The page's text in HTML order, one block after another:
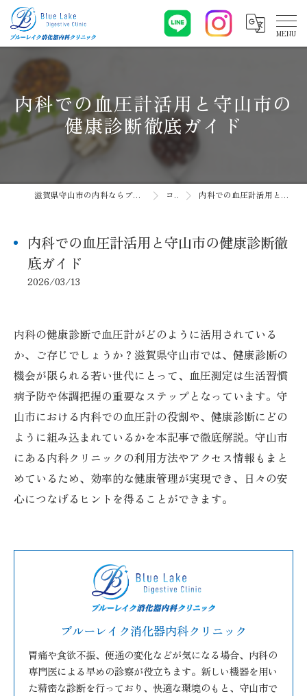
内科での血圧計活用と守山市の
健康診断徹底ガイド
滋賀県守山市の内科ならブルーレイク消化器内科クリニック コラム 内科での血圧計活用と守山市の健康診断徹底ガイド
内科での血圧計活用と守山市の健康診断徹
底ガイド
2026/03/13
内科の健康診断で血圧計がどのように活用されている
か、ご存じでしょうか？滋賀県守山市では、健康診断の
機会が限られる若い世代にとって、血圧測定は生活習慣
病予防や体調把握の重要なステップとなっています。守
山市における内科での血圧計の役割や、健康診断にどの
ように組み込まれているかを本記事で徹底解説。守山市
にある内科クリニックの利用方法やアクセス情報もまと
めているため、効率的な健康管理が実現でき、日々の安
心につなげるヒントを得ることができます。
ブルーレイク消化器内科クリニック
胃痛や食欲不振、便通の変化などが気になる場合、内科の
専門医による早めの診察が役立ちます。新しい機器を用い
た精密な診断を行っており、快適な環境のもと、守山市で